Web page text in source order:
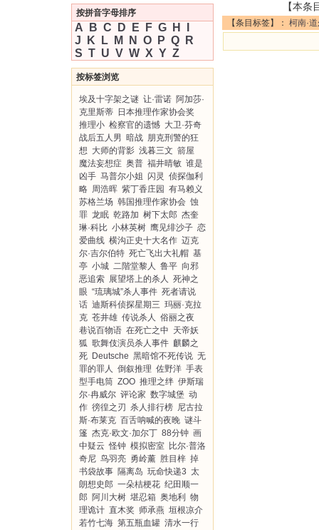
按拼音字母排序
A B C D E F G H
J
K L M N O P Q
R
S T U V W X Y Z
按标签浏览
埃及十字架之谜 让·雷诺 阿加莎·
克里斯蒂 日本推理作家协会奖
推理小 检察官的遗憾 大卫·芬奇
战后五人男 暗战 朋克刑警的狂
想 大师的背影 浅暮三文 箭屋
魔法妄想症 奥普 福井晴敏 谁是
凶手 马普尔小姐 闪灵 侦探伽利
略 周浩晖 紫丁香庄园 有马赖义
苏格兰场 韩国推理作家协会 蚀
罪 龙眠 乾路加 树下太郎 杰奎
琳·科比 小林英树 鹰见绯沙子 恋
爱曲线 横沟正史十大名作 迈克
尔·吉尔伯特 死亡飞出大礼帽 基
亭 小城 二階堂黎人 鲁平 向邪
恶追索 展望塔上的杀人 死神之
眼 “琉璃城”杀人事件 死者请说
话 迪斯科侦探星期三 玛丽·克拉
克 苍井雄 传说杀人 俗丽之夜
巷说百物语 在死亡之中 天帝妖
狐 歌舞伎演员杀人事件 麒麟之
死 Deutsche 黑暗馆不死传说 无
罪的罪人 倒叙推理 佐野洋 手表
型手电筒 ZOO 推理之绊 伊斯瑞
尔·冉威尔 评论家 数字城堡 动
作 徬徨之刃 杀人排行榜 尼古拉
斯·布莱克 百舌呐喊的夜晚 谜斗
篷 杰克·欧文·加尔丁 88分钟 画
中疑云 怪钟 模拟密室 比尔·普洛
奇尼 鸟羽亮 勇岭薰 胜目梓 掉
书袋故事 隔离岛 玩命快递3 太
朗想史郎 一朵桔梗花 纪田顺一
郎 阿川大树 堪忍箱 奥地利
物
理诡计 直木奖 师承燕 垣根凉介
若竹七海 第五瓶血罐 清水一行
【本条
【条目标签】： 柯南·